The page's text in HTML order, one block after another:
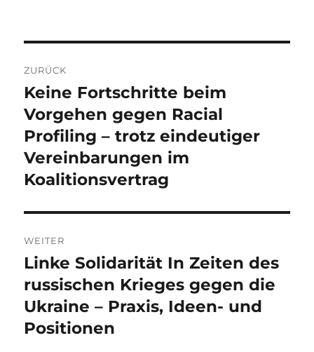
ZURÜCK
Vorheriger
Beitrag:
Keine Fortschritte beim
Vorgehen gegen Racial
Profiling – trotz eindeutiger
Vereinbarungen im
Koalitionsvertrag
WEITER
Nächster
Beitrag:
Linke Solidarität In Zeiten des
russischen Krieges gegen die
Ukraine – Praxis, Ideen- und
Positionen